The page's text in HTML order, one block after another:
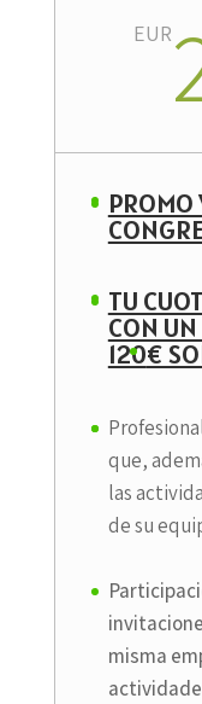
EUR
PROMO
TU
CON
120€
que,
las
de su
misma